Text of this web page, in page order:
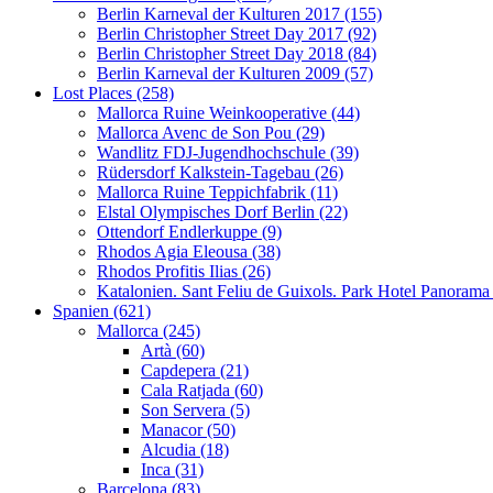
Berlin Karneval der Kulturen 2017 (155)
Berlin Christopher Street Day 2017 (92)
Berlin Christopher Street Day 2018 (84)
Berlin Karneval der Kulturen 2009 (57)
Lost Places (258)
Mallorca Ruine Weinkooperative (44)
Mallorca Avenc de Son Pou (29)
Wandlitz FDJ-Jugendhochschule (39)
Rüdersdorf Kalkstein-Tagebau (26)
Mallorca Ruine Teppichfabrik (11)
Elstal Olympisches Dorf Berlin (22)
Ottendorf Endlerkuppe (9)
Rhodos Agia Eleousa (38)
Rhodos Profitis Ilias (26)
Katalonien. Sant Feliu de Guixols. Park Hotel
Spanien (621)
Mallorca (245)
Artà (60)
Capdepera (21)
Cala Ratjada (60)
Son Servera (5)
Manacor (50)
Alcudia (18)
Inca (31)
Barcelona (83)